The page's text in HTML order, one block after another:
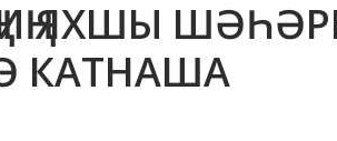
ИҢ ЯХШЫ
КАТНАША